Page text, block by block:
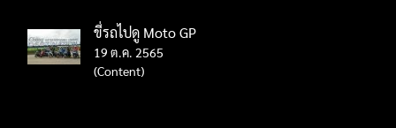
ขี่รถไปดู Moto GP
19 ต.ค. 2565
(Content)